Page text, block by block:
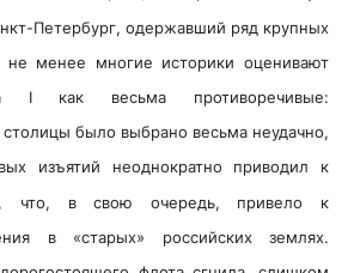
Петербург, одержавший ряд крупных
менее многие историки оценивают
I как весьма противоречивые:
было выбрано весьма неудачно,
изъятий неоднократно приводил к
что, в свою очередь, привело к
в «старых» российских землях.